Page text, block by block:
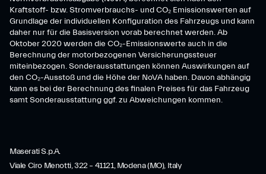
Kraftstoff- bzw. Stromverbrauchs- und CO₂ Emissionswerten auf
Grundlage der individuellen Konfiguration des Fahrzeugs und kann
daher nur für die Basisversion vorab berechnet werden. Ab
Oktober 2020 werden die CO₂-Emissionswerte auch in die
Berechnung der motorbezogenen Versicherungssteuer
miteinbezogen. Sonderausstattungen können Auswirkungen auf
den CO₂-Ausstoß und die Höhe der NoVA haben. Davon abhängig
kann es bei der Berechnung des finalen Preises für das Fahrzeug
samt Sonderausstattung ggf. zu Abweichungen kommen.
Maserati S.p.A.
Viale Ciro Menotti, 322 – 41121, Modena (MO), Italy